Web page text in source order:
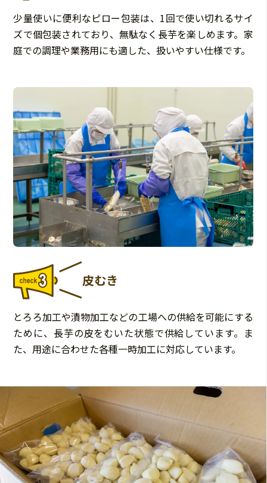
少量使いに便利なピロー包装は、1回で使い切れるサイ
ズで個包装されており、無駄なく長芋を楽しめます。家
庭での調理や業務用にも適した、扱いやすい仕様です。
皮むき
とろろ加工や漬物加工などの工場への供給を可能にする
ために、長芋の皮をむいた状態で供給しています。ま
た、用途に合わせた各種一時加工に対応しています。